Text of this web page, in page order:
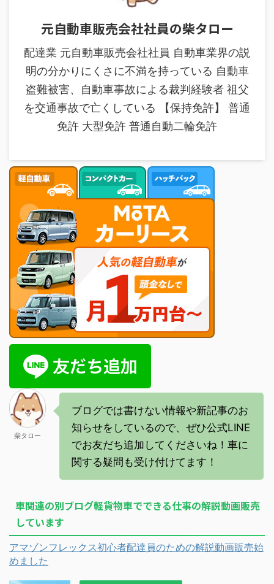
元自動車販売会社社員の柴タロー
配達業 元自動車販売会社社員 自動車業界の説
明の分かりにくさに不満を持っている 自動車
盗難被害、自動車事故による裁判経験者 祖父
を交通事故で亡くしている 【保持免許】 普通
免許 大型免許 普通自動二輪免許
柴タロー
ブログでは書けない情報や新記事のお
知らせをしているので、ぜひ公式LINE
でお友だち追加してくださいね！車に
関する疑問も受け付けてます！
車関連の別ブログ軽貨物車でできる仕事の解説動画販売
しています
アマゾンフレックス初心者配達員のための解説動画販売始
めました